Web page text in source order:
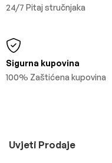
24/7 Pitaj stručnjaka
Sigurna kupovina
100% Zaštićena kupovina
Uvjeti Prodaje